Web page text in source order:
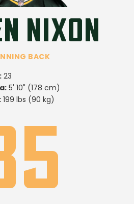
NIXON
BACK
23
5' 10" (178 cm)
199 lbs (90 kg)